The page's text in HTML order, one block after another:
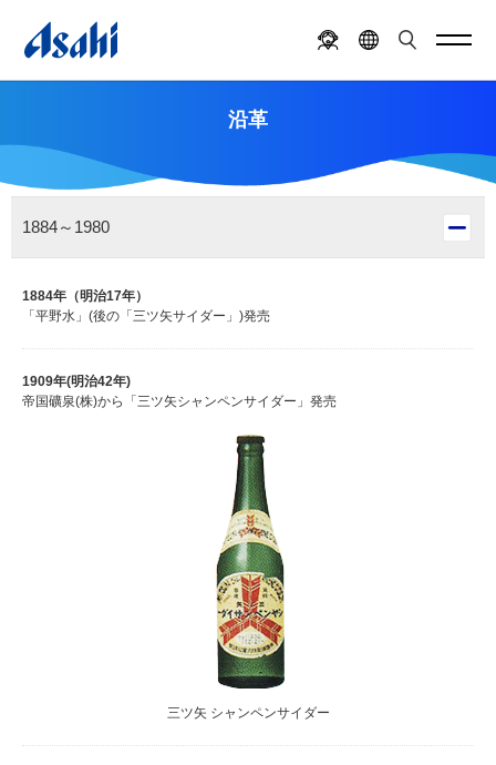
沿革
1884～1980
1884年（明治17年）
「平野水」(後の「三ツ矢サイダー」)発売
1909年(明治42年)
帝国礦泉(株)から「三ツ矢シャンペンサイダー」発売
三ツ矢 シャンペンサイダー